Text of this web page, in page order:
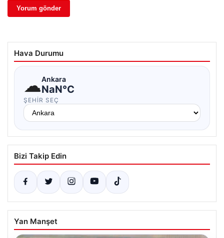
Hava Durumu
☁Ankara
NaN°C
ŞEHIR SEÇ
Bizi Takip Edin
Yan Manşet